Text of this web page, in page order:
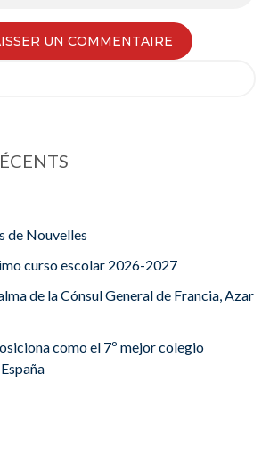
de Nouvelles
curso escolar 2026-2027
de la Cónsul General de Francia, Azar
como el 7º mejor colegio